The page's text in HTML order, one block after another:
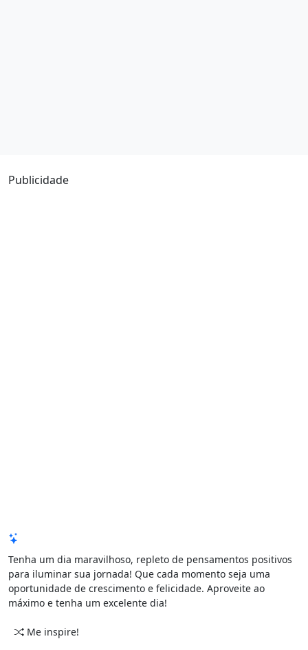
Publicidade
Tenha um dia maravilhoso, repleto de pensamentos positivos
para iluminar sua jornada! Que cada momento seja uma
oportunidade de crescimento e felicidade. Aproveite ao
máximo e tenha um excelente dia!
Me inspire!